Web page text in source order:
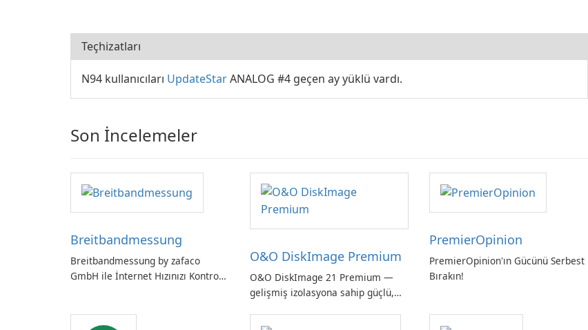
Teçhizatları
N94 kullanıcıları UpdateStarANALOG #4 geçen ay yüklü vardı.
Son İncelemeler
Breitbandmessung
Breitbandmessung by zafaco
GmbH ile İnternet Hızınızı Kontrol
O&O DiskImage Premium
O&O DiskImage 21 Premium —
gelişmiş izolasyona sahip güçlü,
yedekleme
PremierOpinion
PremierOpinion'ın Gücünü Serbest
Bırakın!